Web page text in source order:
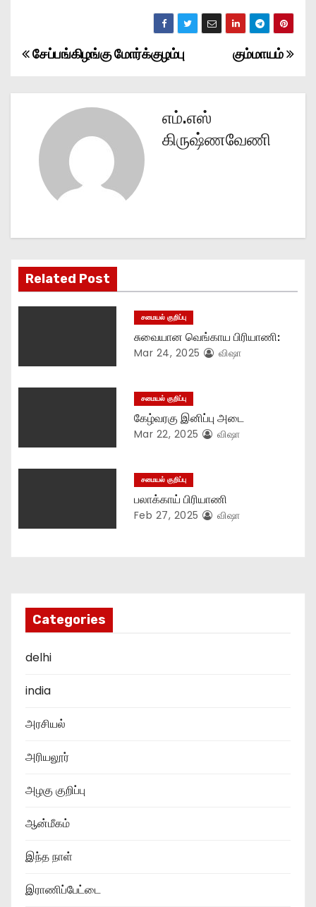
P
o
v
i
g
i
n
கும்மாயம்
சேப்பங்கிழங்கு மோர்க்குழம்பு
எம்.எஸ்
கிருஷ்ணவேணி
Related Post
சமையல் குறிப்பு
சுவையான வெங்காய பிரியாணி:
Mar 24, 2025 விஷா
சமையல் குறிப்பு
கேழ்வரகு இனிப்பு அடை
Mar 22, 2025 விஷா
சமையல் குறிப்பு
பலாக்காய் பிரியாணி
Feb 27, 2025 விஷா
Categories
delhi
india
அரசியல்
அரியலூர்
அழகு குறிப்பு
ஆன்மீகம்
இந்த நாள்
இராணிப்பேட்டை